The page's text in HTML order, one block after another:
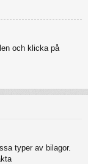
och klicka på
typer av bilagor.